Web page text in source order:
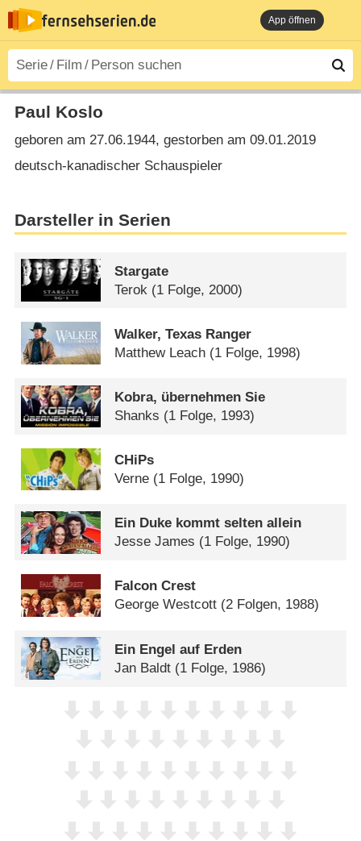
App öffnen
Paul Koslo
geboren am 27.06.1944, gestorben am 09.01.2019
deutsch-kanadischer Schauspieler
Darsteller in Serien
Stargate
Terok (1 Folge, 2000)
Walker, Texas Ranger
Matthew Leach (1 Folge, 1998)
Kobra, übernehmen Sie
Shanks (1 Folge, 1993)
CHiPs
Verne (1 Folge, 1990)
Ein Duke kommt selten allein
Jesse James (1 Folge, 1990)
Falcon Crest
George Westcott (2 Folgen, 1988)
Ein Engel auf Erden
Jan Baldt (1 Folge, 1986)